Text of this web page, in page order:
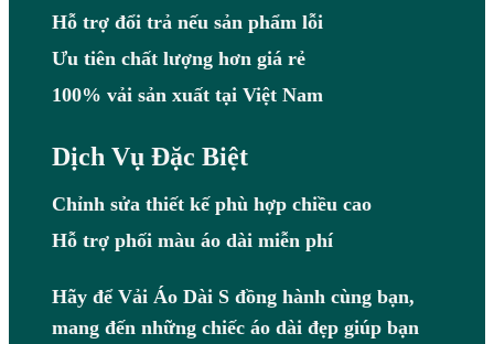
Hỗ trợ đổi trả nếu sản phẩm lỗi
Ưu tiên chất lượng hơn giá rẻ
100% vải sản xuất tại Việt Nam
Dịch Vụ Đặc Biệt
Chỉnh sửa thiết kế phù hợp chiều cao
Hỗ trợ phối màu áo dài miễn phí
Hãy để Vải Áo Dài S đồng hành cùng bạn,
mang đến những chiếc áo dài đẹp giúp bạn